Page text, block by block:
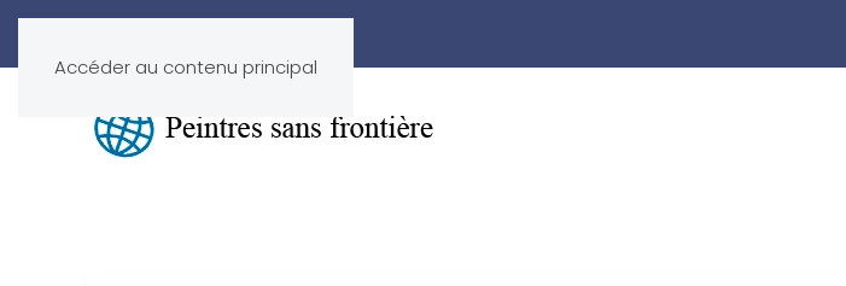
Accéder au contenu principal